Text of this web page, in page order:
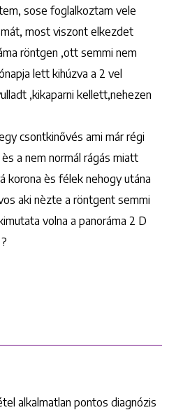
sose foglalkoztam vele
most viszont elkezdet
röntgen ,ott semmi nem
lett kihúzva a 2 vel
,kikaparni kellett,nehezen
csontkinővés ami már régi
a nem normál rágás miatt
korona ès félek nehogy utána
aki nèzte a röntgent semmi
volna a panoráma 2 D
alkalmatlan pontos diagnózis